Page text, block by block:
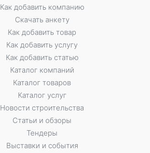
Как добавить компанию
Скачать анкету
Как добавить товар
Как добавить услугу
Как добавить статью
Каталог компаний
Каталог товаров
Каталог услуг
Новости строительства
Статьи и обзоры
Тендеры
Выставки и события